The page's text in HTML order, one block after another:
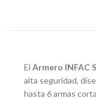
El Armero INFAC
alta seguridad,
hasta 6 armas